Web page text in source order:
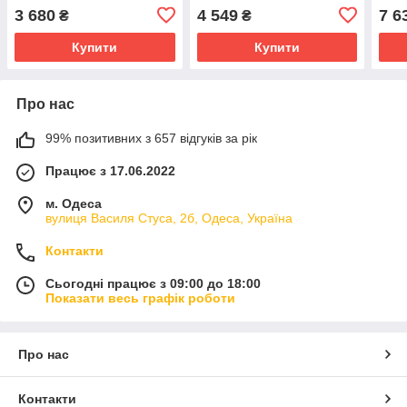
3 680 ₴
Купити
4 549₴
Купити
7
Про нас
99% позитивних з 657 відгуків за рік
Працює з 17.06.2022
м. Одеса
вулиця Василя Стуса, 2б, Одеса, Україна
Контакти
Сьогодні працює з 09:00 до 18:00
Показати весь графік роботи
Про нас
Контакти